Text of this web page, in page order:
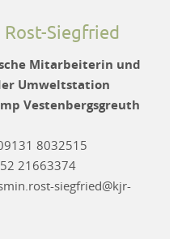
Rost-Siegfried
Mitarbeiterin und
Umweltstation
Vestenbergsgreuth
8032515
21663374
siegfried@kjr-